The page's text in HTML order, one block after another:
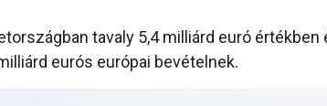
tavaly 5,4 milliárd euró
eurós európai bevételnek.